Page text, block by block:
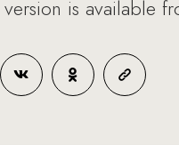
is available